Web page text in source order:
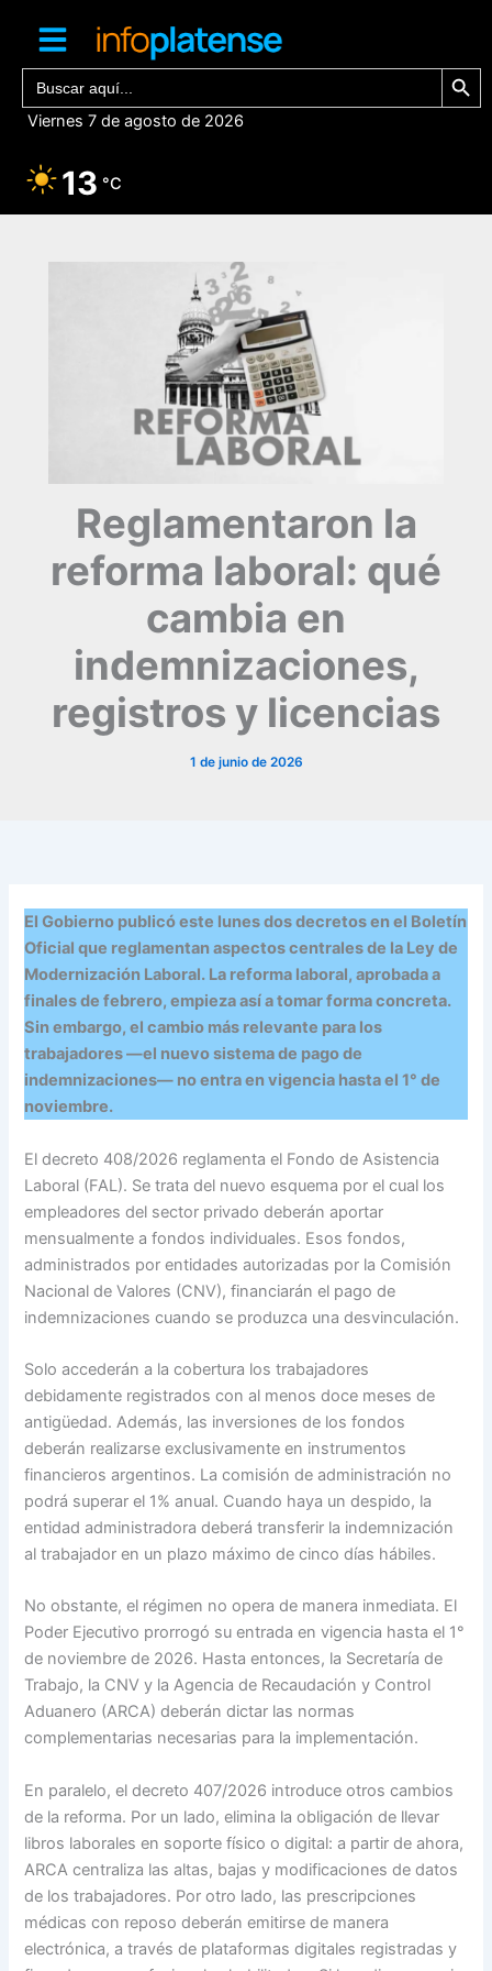
contenido
Buscar: Botón de
Viernes 7 de agosto de 2026
13 °C
Reglamentaron la
reforma laboral: qué
cambia en
indemnizaciones,
registros y licencias
1 de junio de 2026
El Gobierno publicó este lunes dos decretos en el Boletín
Oficial que reglamentan aspectos centrales de la Ley de
Modernización Laboral. La reforma laboral, aprobada a
finales de febrero, empieza así a tomar forma concreta.
Sin embargo, el cambio más relevante para los
trabajadores —el nuevo sistema de pago de
indemnizaciones— no entra en vigencia hasta el 1° de
noviembre.
El decreto 408/2026 reglamenta el Fondo de Asistencia
Laboral (FAL). Se trata del nuevo esquema por el cual los
empleadores del sector privado deberán aportar
mensualmente a fondos individuales. Esos fondos,
administrados por entidades autorizadas por la Comisión
Nacional de Valores (CNV), financiarán el pago de
indemnizaciones cuando se produzca una desvinculación.
Solo accederán a la cobertura los trabajadores
debidamente registrados con al menos doce meses de
antigüedad. Además, las inversiones de los fondos
deberán realizarse exclusivamente en instrumentos
financieros argentinos. La comisión de administración no
podrá superar el 1% anual. Cuando haya un despido, la
entidad administradora deberá transferir la indemnización
al trabajador en un plazo máximo de cinco días hábiles.
No obstante, el régimen no opera de manera inmediata. El
Poder Ejecutivo prorrogó su entrada en vigencia hasta el 1°
de noviembre de 2026. Hasta entonces, la Secretaría de
Trabajo, la CNV y la Agencia de Recaudación y Control
Aduanero (ARCA) deberán dictar las normas
complementarias necesarias para la implementación.
En paralelo, el decreto 407/2026 introduce otros cambios
de la reforma. Por un lado, elimina la obligación de llevar
libros laborales en soporte físico o digital: a partir de ahora,
ARCA centraliza las altas, bajas y modificaciones de datos
de los trabajadores. Por otro lado, las prescripciones
médicas con reposo deberán emitirse de manera
electrónica, a través de plataformas digitales registradas y